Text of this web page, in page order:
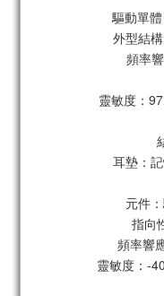
驅動單
外型結
頻率
靈敏度：
耳墊：
元件
指向
頻率響
靈敏度：-